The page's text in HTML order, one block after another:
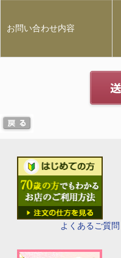
よくあるご質問
お問い合わせ内容